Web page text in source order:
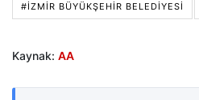
#İZMIR BÜYÜKŞEHIR BELEDIYESI
Kaynak: AA